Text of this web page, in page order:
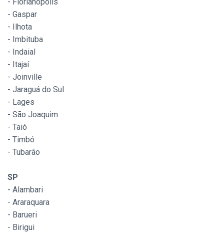
- Gaspar
- Ilhota
- Imbituba
- Indaial
- Itajaí
- Joinville
- Jaraguá do Sul
- Lages
- São Joaquim
- Taió
- Timbó
- Tubarão
SP
- Alambari
- Araraquara
- Barueri
- Birigui